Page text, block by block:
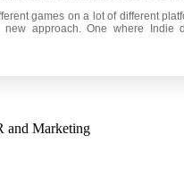
games on a lot of different
new approach. One where
and Marketing